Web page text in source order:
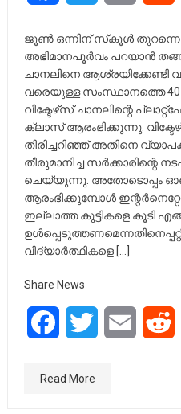
ജൂണ്‍ ഒന്നിന് സ്‌കൂള്‍
അഭിമാനപൂര്‍വം പറയാന്‍
ചാനലിനെ ആശ്രയിക്കേണ്ടി
വരെയുള്ള സംസ്ഥാനത്തെ 40
വിക്ടേഴ്‌സ് ചാനലിന്റെ
ക്ലാസ് ആരംഭിക്കുന്നു.
തിരിച്ചറിഞ്ഞ് അതിനെ
തീരുമാനിച്ച സര്‍ക്കാരിന്റെ
ചെയ്യുന്നു. അതോടൊപ്പം
ആരംഭിക്കുമ്പോൾ
ഇല്ലാത്ത കുട്ടികളെ കൂടി
വിദ്യാർത്ഥികളെ […]
Share News
FacebookTwitter Email
Read More